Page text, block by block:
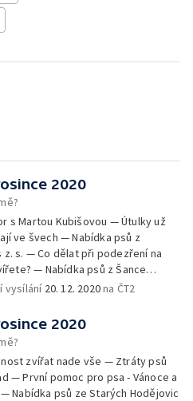
2020
s Martou Kubišovou — Útulky už
ve švech — Nabídka psů z
z. s. — Co dělat při podezření na
— Nabídka psů z Šance
— Rozloučení
vysílání 20. 12. 2020na ČT2
2020
zvířat nade vše — Ztráty psů
— První pomoc pro psa - Vánoce a
Nabídka psů ze Starých Hodějovic